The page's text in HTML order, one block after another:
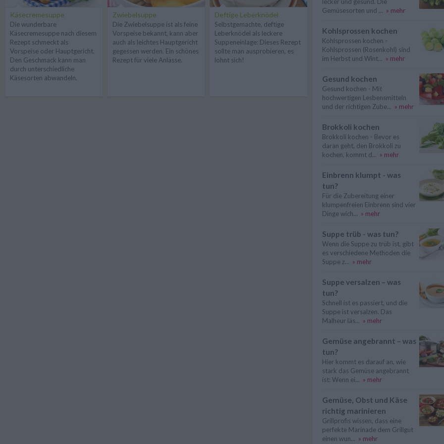
Käsecremesuppe
Die wunderbare
Käsecremesuppe nach diesem
Rezept schmeckt als
Vorspeise oder Hauptgericht.
Den Geschmack kann man
durch unterschiedliche
Käsesorten abwandeln.
Zwiebelsuppe
Die Zwiebelsuppe ist als feine
Vorspeise bekannt, kann aber
auch als leichtes Hauptgericht
gegessen werden. Ein schönes
Rezept für viele Anlässe.
Deftige Leberknödel
Selbstgemachte, deftige
Leberknödel als leckere
Suppeneinlage: Dieses Rezept
sollte man ausprobieren, es
lohnt sich!
Gemüsesorten und ... » mehr
Kohlsprossen kochen
Kohlsprossen kochen -
Kohlsprossen (Rosenkohl) sind
im Herbst und Wint... » mehr
Gesund kochen
Gesund kochen - Mit
hochwertigen Lesbensmitteln
und der richtigen Zube... » mehr
Brokkoli kochen
Brokkoli kochen - Bevor es
daran geht, den Brokkoli zu
kochen, kommt d... » mehr
Einbrenn klumpt - was
tun?
Für die Zubereitung einer
klumpenfreien Einbrenn sind vier
Dinge wich... » mehr
Suppe trüb - was tun?
Wenn die Suppe zu trüb ist, gibt
es verschiedene Methoden die
Suppe z... » mehr
Suppe versalzen – was
tun?
Schnell ist es passiert, und die
Suppe ist versalzen. Das
Malheur läs... » mehr
Gemüse angebrannt – was
tun?
Hier kommt es darauf an, wie
stark das Gemüse angebrannt
ist: Wenn ei... » mehr
Gemüse, Obst und Käse
richtig marinieren
Grillprofis wissen, dass eine
perfekte Marinade dem Grillgut
einen wun... » mehr